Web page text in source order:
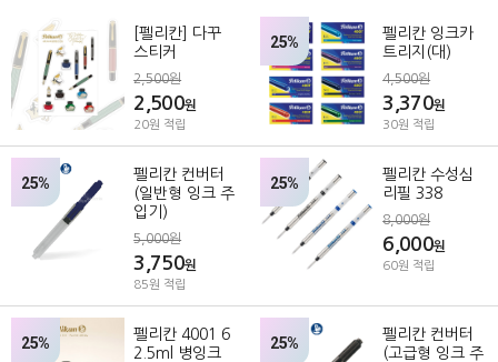
[펠리칸] 다꾸
스티커
2,500원
2,500원
20원 적립
25%
펠리칸 잉크카
트리지(대)
4,500원
3,370원
30원 적립
25%
펠리칸 컨버터
(일반형 잉크 주
입기)
5,000원
3,750원
85원 적립
25%
펠리칸 수성심
리필 338
8,000원
6,000원
60원 적립
25%
펠리칸 4001 6
2.5ml 병잉크
25%
펠리칸 컨버터
(고급형 잉크 주